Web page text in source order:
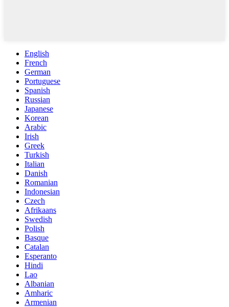
English
French
German
Portuguese
Spanish
Russian
Japanese
Korean
Arabic
Irish
Greek
Turkish
Italian
Danish
Romanian
Indonesian
Czech
Afrikaans
Swedish
Polish
Basque
Catalan
Esperanto
Hindi
Lao
Albanian
Amharic
Armenian